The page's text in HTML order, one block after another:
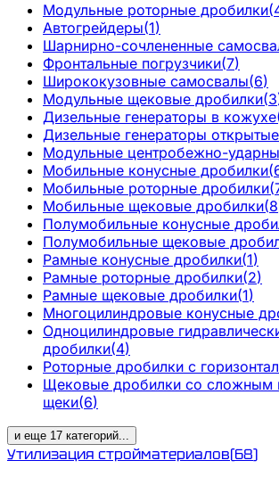
Модульные роторные дробилки(
Автогрейдеры(1)
Шарнирно-сочлененные
Фронтальные погрузчики(7)
Ширококузовные самосвалы(6)
Модульные щековые дробилки(3
Дизельные генераторы в кожухе
Дизельные генераторы открытые
Модульные центробежно-
Мобильные конусные дробилки(
Мобильные роторные дробилки(
Мобильные щековые дробилки(8
Полумобильные конусные
Полумобильные щековые
Рамные конусные дробилки(1)
Рамные роторные дробилки(2)
Рамные щековые дробилки(1)
Многоцилиндровые конусные
Одноцилиндровые
дробилки(4)
Роторные дробилки с
Щековые дробилки со сложным
щеки(6)
и еще 17 категорий...
Утилизация стройматериалов(68)